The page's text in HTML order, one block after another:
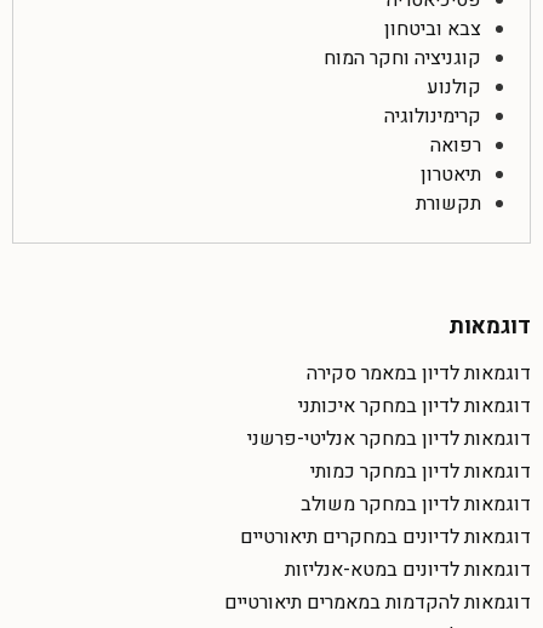
צבא וביטחון
קוגניציה וחקר המוח
קולנוע
קרימינולוגיה
רפואה
תיאטרון
תקשורת
דוגמאות
דוגמאות לדיון במאמר סקירה
דוגמאות לדיון במחקר איכותני
דוגמאות לדיון במחקר אנליטי-פרשני
דוגמאות לדיון במחקר כמותי
דוגמאות לדיון במחקר משולב
דוגמאות לדיונים במחקרים תיאורטיים
דוגמאות לדיונים במטא-אנליזות
דוגמאות להקדמות במאמרים תיאורטיים